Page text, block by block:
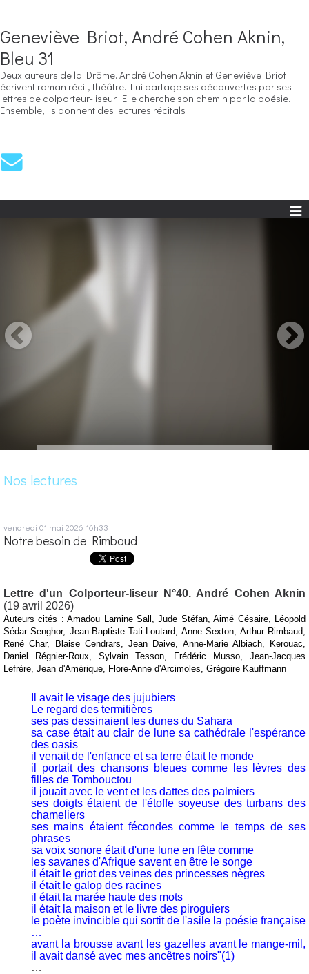
Geneviève Briot, André Cohen Aknin,
Bleu 31
Deux auteurs de la Drôme. André Cohen Aknin et Geneviève Briot
écrivent roman récit, théâtre. Lui partage ses découvertes par ses
lettres de colporteur-liseur. Elle cherche son chemin par la poésie.
Ensemble, ils donnent des lectures récitals
Nos lectures
vendredi 01 mai 2026 16h33
Notre besoin de Rimbaud
Lettre d'un Colporteur-liseur N°40. André Cohen Aknin
(19 avril 2026)
Auteurs cités : Amadou Lamine Sall, Jude Stéfan, Aimé Césaire, Léopold
Sédar Senghor, Jean-Baptiste Tati-Loutard, Anne Sexton, Arthur Rimbaud,
René Char, Blaise Cendrars, Jean Daive, Anne-Marie Albiach, Kerouac,
Daniel Régnier-Roux, Sylvain Tesson, Frédéric Musso, Jean-Jacques
Lefrère, Jean d'Amérique, Flore-Anne d'Arcimoles, Grégoire Kauffmann
Il avait le visage des jujubiers
Le regard des termitières
ses pas dessinaient les dunes du Sahara
sa case était au clair de lune sa cathédrale l'espérance
des oasis
il venait de l'enfance et sa terre était le monde
il portait des chansons bleues comme les lèvres des
filles de Tombouctou
il jouait avec le vent et les dattes des palmiers
ses doigts étaient de l'étoffe soyeuse des turbans des
chameliers
ses mains étaient fécondes comme le temps de ses
phrases
sa voix sonore était d'une lune en fête comme
les savanes d'Afrique savent en être le songe
il était le griot des veines des princesses nègres
il était le galop des racines
il était la marée haute des mots
il était la maison et le livre des piroguiers
le poète invincible qui sortit de l'asile la poésie française
…
avant la brousse avant les gazelles avant le mange-mil,
il avait dansé avec mes ancêtres noirs"(1)
…